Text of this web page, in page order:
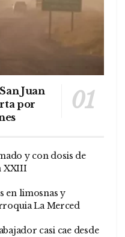
Juan
por
y con dosis de
XXIII
en limosnas y
La Merced
casi cae desde